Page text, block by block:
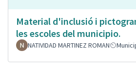
Material d'inclusió i
les escoles del municipio.
NATIVIDAD MARTINEZ ROMAN